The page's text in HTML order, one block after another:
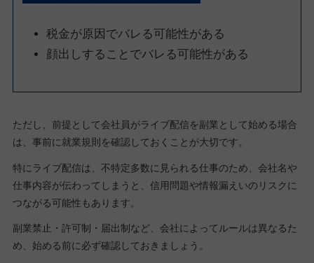
税金が原因でバレる可能性がある
顔出しすることでバレる可能性がある
ただし、前提として会社員がライブ配信を副業として始める場合
は、事前に就業規則を確認しておくことが大切です。
特にライブ配信は、不特定多数に見られる仕事のため、会社名や
仕事内容が伝わってしまうと、信用問題や情報漏えいのリスクに
つながる可能性もあります。
副業禁止・許可制・届出制など、会社によってルールは異なるた
め、始める前に必ず確認しておきましょう。